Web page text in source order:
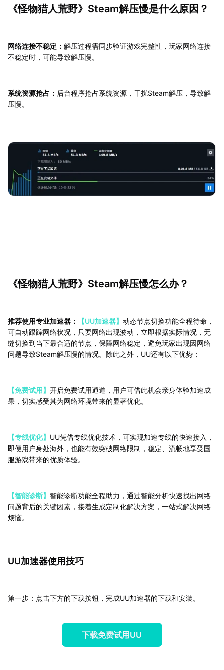
《怪物猎人荒野》Steam解压慢是什么原因？
网络连接不稳定： 解压过程需同步验证游戏完整性，玩家网络连接
不稳定时，可能导致解压慢。
系统资源抢占： 后台程序抢占系统资源，干扰Steam解压，导致解
压慢。
《怪物猎人荒野》Steam解压慢怎么办？
推荐使用专业加速器： 【UU加速器】 动态节点切换功能全程待命，
可自动跟踪网络状况，只要网络出现波动，立即根据实际情况，无
缝切换到当下最合适的节点，保障网络稳定，避免玩家出现因网络
问题导致Steam解压慢的情况。除此之外，UU还有以下优势；
【免费试用】 开启免费试用通道，用户可借此机会亲身体验加速成
果，切实感受其为网络环境带来的显著优化。
【专线优化】 UU凭借专线优化技术，可实现加速专线的快速接入，
即便用户身处海外，也能有效突破网络限制，稳定、流畅地享受国
服游戏带来的优质体验。
【智能诊断】 智能诊断功能全程助力，通过智能分析快速找出网络
问题背后的关键因素，接着生成定制化解决方案，一站式解决网络
烦恼。
UU加速器使用技巧
第一步：点击下方的下载按钮，完成UU加速器的下载和安装。
下载免费试用UU